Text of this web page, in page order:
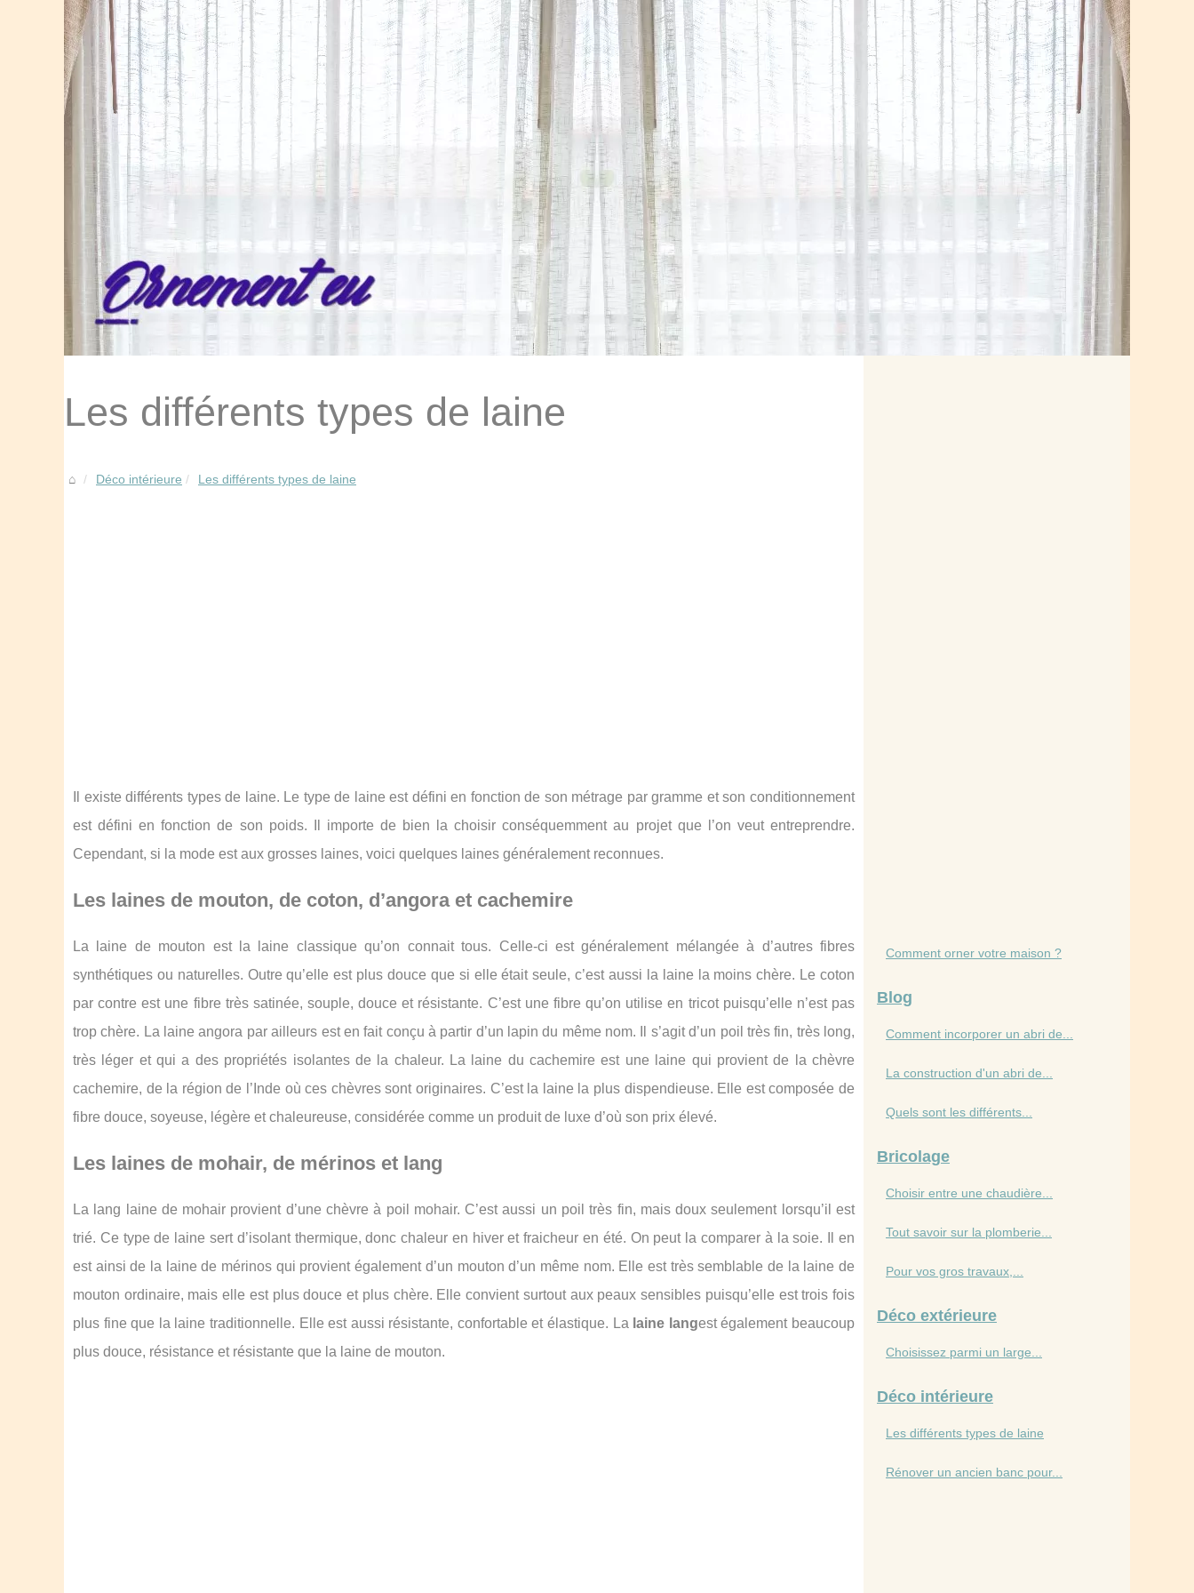
Les différents types de laine
Déco intérieure Les différents types de laine
Il existe différents types de laine. Le type de laine est défini en fonction de son métrage par gramme et son conditionnement
est défini en fonction de son poids. Il importe de bien la choisir conséquemment au projet que l’on veut entreprendre.
Cependant, si la mode est aux grosses laines, voici quelques laines généralement reconnues.
Les laines de mouton, de coton, d’angora et cachemire
La laine de mouton est la laine classique qu’on connait tous. Celle-ci est généralement mélangée à d’autres fibres
synthétiques ou naturelles. Outre qu’elle est plus douce que si elle était seule, c’est aussi la laine la moins chère. Le coton
par contre est une fibre très satinée, souple, douce et résistante. C’est une fibre qu’on utilise en tricot puisqu’elle n’est pas
trop chère. La laine angora par ailleurs est en fait conçu à partir d’un lapin du même nom. Il s’agit d’un poil très fin, très long,
très léger et qui a des propriétés isolantes de la chaleur. La laine du cachemire est une laine qui provient de la chèvre
cachemire, de la région de l’Inde où ces chèvres sont originaires. C’est la laine la plus dispendieuse. Elle est composée de
fibre douce, soyeuse, légère et chaleureuse, considérée comme un produit de luxe d’où son prix élevé.
Les laines de mohair, de mérinos et lang
La lang laine de mohair provient d’une chèvre à poil mohair. C’est aussi un poil très fin, mais doux seulement lorsqu’il est
trié. Ce type de laine sert d’isolant thermique, donc chaleur en hiver et fraicheur en été. On peut la comparer à la soie. Il en
est ainsi de la laine de mérinos qui provient également d’un mouton d’un même nom. Elle est très semblable de la laine de
mouton ordinaire, mais elle est plus douce et plus chère. Elle convient surtout aux peaux sensibles puisqu’elle est trois fois
plus fine que la laine traditionnelle. Elle est aussi résistante, confortable et élastique. La laine langest également beaucoup
plus douce, résistance et résistante que la laine de mouton.
Comment orner votre maison ?
Blog
Comment incorporer un abri de...
La construction d'un abri de...
Quels sont les différents...
Bricolage
Choisir entre une chaudière...
Tout savoir sur la plomberie...
Pour vos gros travaux,...
Déco extérieure
Choisissez parmi un large...
Déco intérieure
Les différents types de laine
Rénover un ancien banc pour...